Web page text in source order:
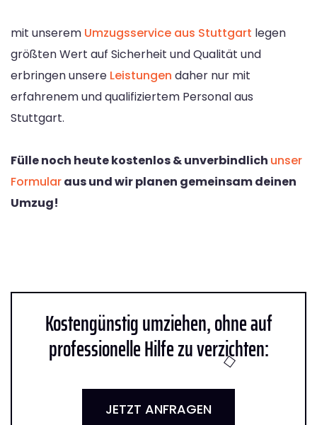
mit unserem Umzugsservice aus Stuttgart legen
größten Wert auf Sicherheit und Qualität und
erbringen unsere Leistungen daher nur mit
erfahrenem und qualifiziertem Personal aus
Stuttgart.
Fülle noch heute kostenlos & unverbindlich unser
Formularaus und wir planen gemeinsam deinen
Umzug!
Kostengünstig umziehen, ohne auf
professionelle Hilfe zu verzichten:
JETZT ANFRAGEN